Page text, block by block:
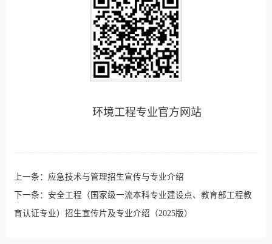
环境工程专业官方网站
上一条： 应急技术与管理招生宣传与专业介绍
下一条： 安全工程（国家级一流本科专业建设点、教育部工程教
育认证专业）招生宣传片及专业介绍（2025版）